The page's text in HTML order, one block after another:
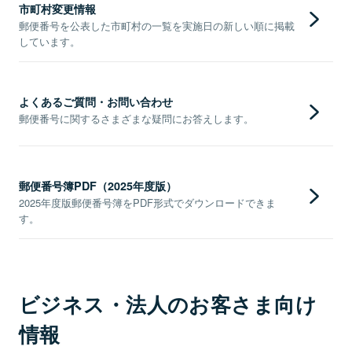
市町村変更情報
郵便番号を公表した市町村の一覧を実施日の新しい順に掲載
しています。
よくあるご質問・お問い合わせ
郵便番号に関するさまざまな疑問にお答えします。
郵便番号簿PDF（2025年度版）
2025年度版郵便番号簿をPDF形式でダウンロードできま
す。
ビジネス・法人のお客さま向け
情報